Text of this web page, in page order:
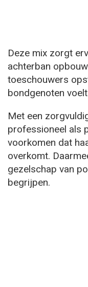
Deze mix zorgt
achterban
toeschouwers
bondgenoten
Met een
professioneel als
voorkomen dat
overkomt.
gezelschap van
begrijpen.